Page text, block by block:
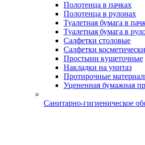
Полотенца в пачках
Полотенца в рулонах
Туалетная бумага в
Туалетная бумага в
Салфетки столовые
Салфетки
Простыни кушеточные
Накладки на унитаз
Протирочные
Уцененная бумажная
Санитарно-гигиеническое